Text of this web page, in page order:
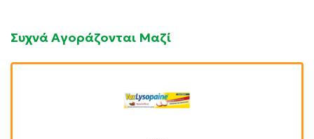
Συχνά Αγοράζονται Μαζί